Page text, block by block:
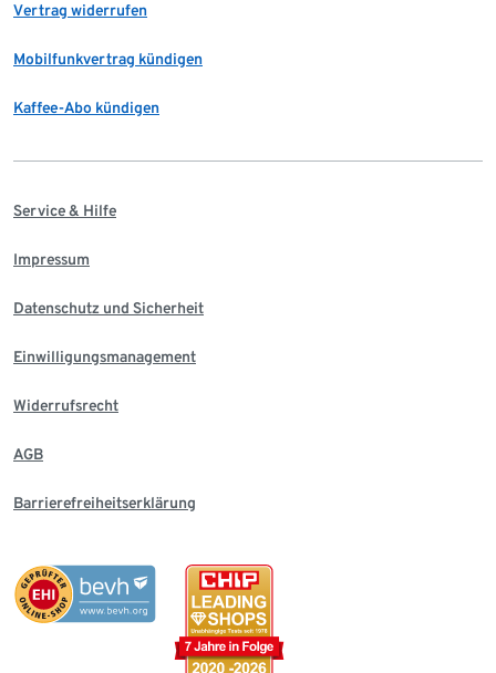
Vertrag widerrufen
Mobilfunkvertrag kündigen
Kaffee-Abo kündigen
Service & Hilfe
Impressum
Datenschutz und Sicherheit
Einwilligungsmanagement
Widerrufsrecht
AGB
Barrierefreiheitserklärung